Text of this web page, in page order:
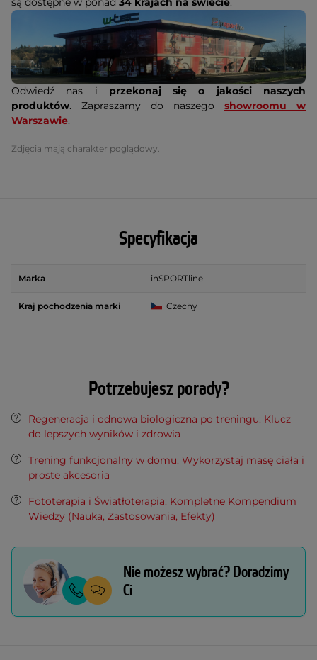
Odwiedź nas i przekonaj się o jakości naszych
produktów. Zapraszamy do naszego showroomu w
Warszawie.
Zdjęcia mają charakter poglądowy.
Specyfikacja
Marka inSPORTline
Kraj pochodzenia marki Czechy
Potrzebujesz porady?
Regeneracja i odnowa biologiczna po treningu: Klucz
do lepszych wyników i zdrowia
Trening funkcjonalny w domu: Wykorzystaj masę ciała i
proste akcesoria
Fototerapia i Światłoterapia: Kompletne Kompendium
Wiedzy (Nauka, Zastosowania, Efekty)
Nie możesz wybrać? Doradzimy
Ci